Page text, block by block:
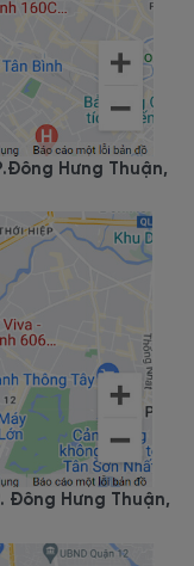
Hưng Thuận,
Đông Hưng Thuận,